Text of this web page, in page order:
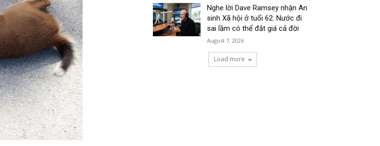
Nghe lời Dave Ramsey nhận An
sinh Xã hội ở tuổi 62: Nước đi
sai lầm có thể đắt giá cả đời
August 7, 2026
Load more